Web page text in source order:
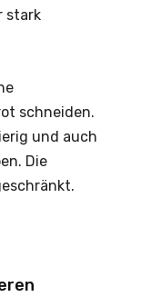
stark
schneiden.
und auch
Die